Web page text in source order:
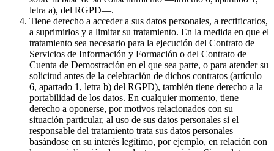
letra a), del RGPD—.
Tiene derecho a acceder a sus datos personales, a rectificarlos,
a suprimirlos y a limitar su tratamiento. En la medida en que el
tratamiento sea necesario para la ejecución del Contrato de
Servicios de Información y Formación o del Contrato de
Cuenta de Demostración en el que sea parte, o para atender su
solicitud antes de la celebración de dichos contratos (artículo
6, apartado 1, letra b) del RGPD), también tiene derecho a la
portabilidad de los datos. En cualquier momento, tiene
derecho a oponerse, por motivos relacionados con su
situación particular, al uso de sus datos personales si el
responsable del tratamiento trata sus datos personales
basándose en su interés legítimo, por ejemplo, en relación con